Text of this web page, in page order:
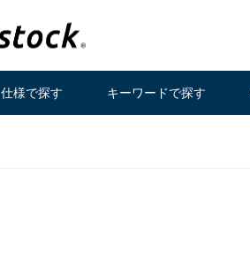
仕様で探す キーワードで探す